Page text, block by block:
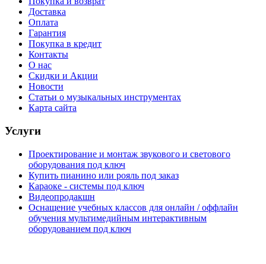
Доставка
Оплата
Гарантия
Покупка в кредит
Контакты
О нас
Скидки и Акции
Новости
Статьи о музыкальных инструментах
Карта сайта
Услуги
Проектирование и монтаж звукового и светового
оборудования под ключ
Купить пианино или рояль под заказ
Караоке - системы под ключ
Видеопродакшн
Оснащение учебных классов для онлайн / оффлайн
обучения мультимедийным интерактивным
оборудованием под ключ